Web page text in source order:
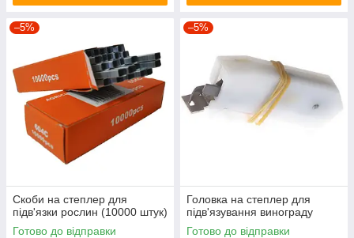
–5%
Скоби на степлер для
підв'язки рослин (10000 штук)
Готово до відправки
–5%
Головка на степлер для
підв'язування винограду
Готово до відправки